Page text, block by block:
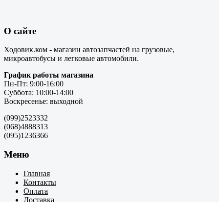
О сайте
Ходовик.ком - магазин автозапчастей на грузовые,
микроавтобусы и легковые автомобили.
График работы магазина
Пн-Пт: 9:00-16:00
Суббота: 10:00-14:00
Воскресенье: выходной
(099)2523332
(068)4888313
(095)1236366
Меню
Главная
Контакты
Оплата
Доставка